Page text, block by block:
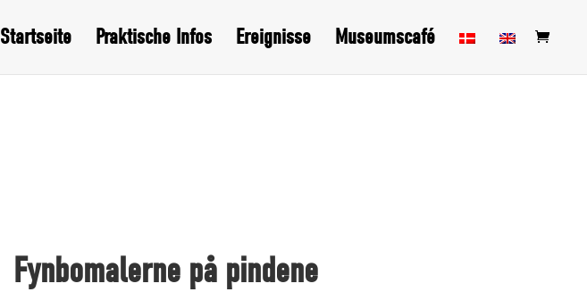
Startseite Praktische Infos Ereignisse Museumscafé
Fynbomalerne på pindene